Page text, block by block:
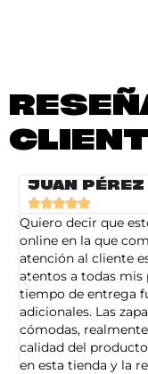
JUAN PÉREZ

Quiero decir que
online en la que
atención al cliente
atentos a todas mis
tiempo de entrega
adicionales. Las
cómodas,
calidad del
en esta tienda y la